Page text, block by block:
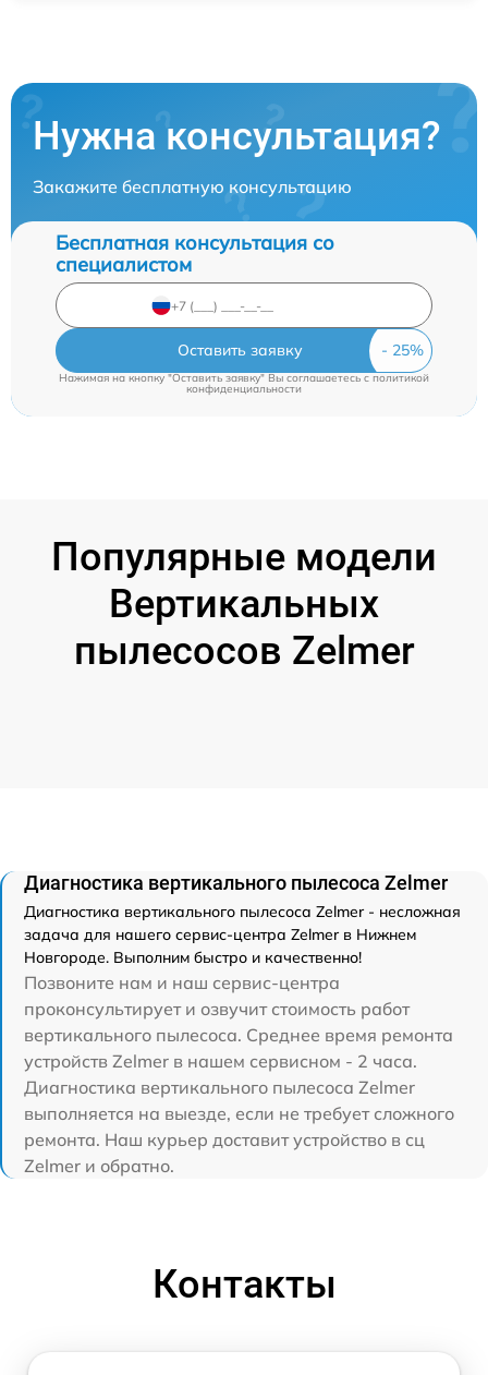
Нужна консультация?
Закажите бесплатную консультацию
Бесплатная консультация со
специалистом
Оставить заявку
Нажимая на кнопку "Оставить заявку" Вы соглашаетесь c политикой
конфиденциальности
Популярные модели
Вертикальных
пылесосов Zelmer
Диагностика вертикального пылесоса Zelmer
Диагностика вертикального пылесоса Zelmer - несложная
задача для нашего сервис-центра Zelmer в Нижнем
Новгороде. Выполним быстро и качественно!
Позвоните нам и наш сервис-центра
проконсультирует и озвучит стоимость работ
вертикального пылесоса. Среднее время ремонта
устройств Zelmer в нашем сервисном - 2 часа.
Диагностика вертикального пылесоса Zelmer
выполняется на выезде, если не требует сложного
ремонта. Наш курьер доставит устройство в сц
Zelmer и обратно.
Контакты